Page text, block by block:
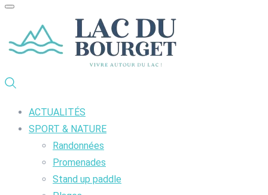
ACTUALITÉS
SPORT & NATURE
Randonnées
Promenades
Stand up paddle